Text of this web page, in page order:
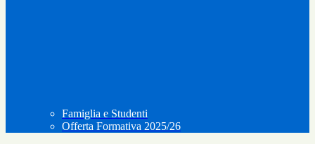
Famiglia e Studenti
Offerta Formativa 2025/26